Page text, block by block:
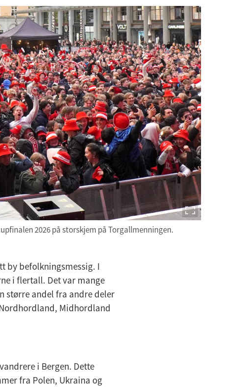
2026 på storskjem på Torgallmenningen.
by befolkningsmessig. I
i flertall. Det var mange
større andel fra andre deler
Midhordland
i Bergen. Dette
fra Polen, Ukraina og